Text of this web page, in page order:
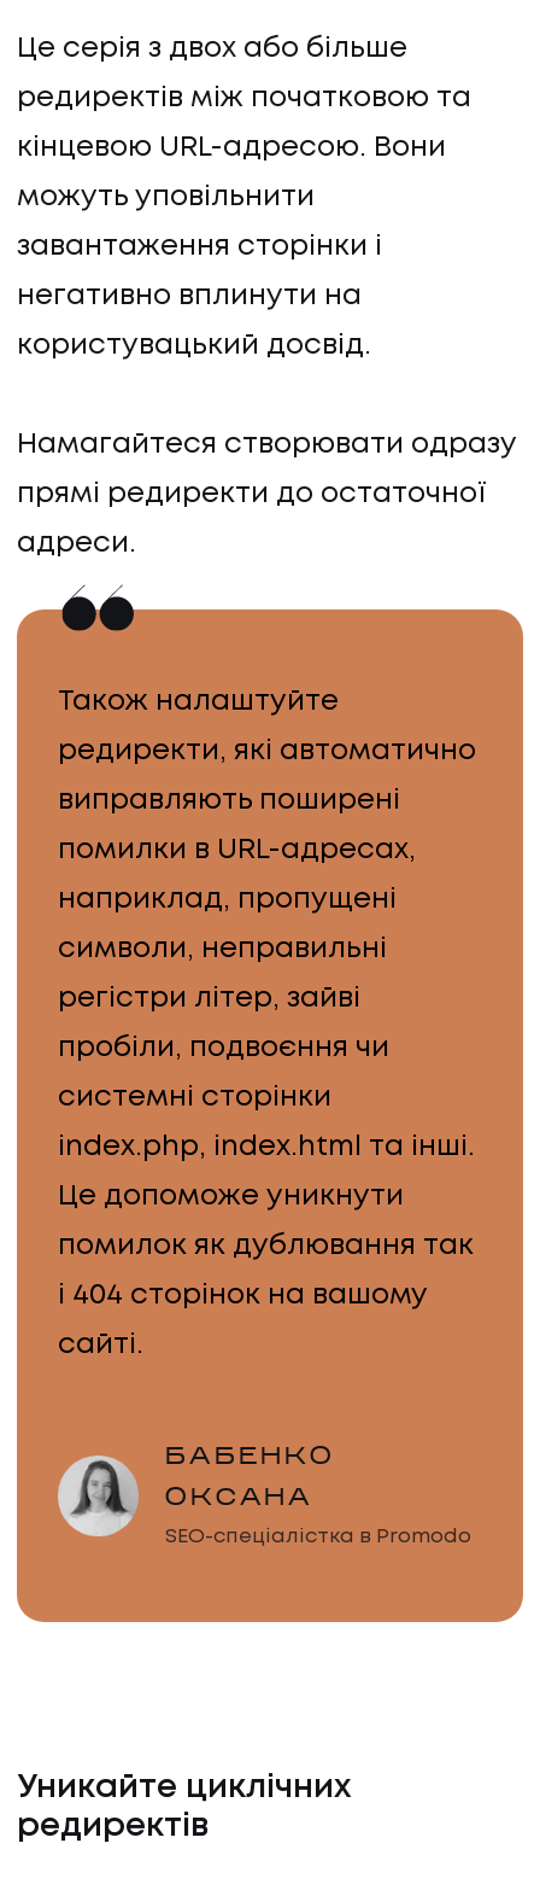
Це серія з двох або більше
редиректів між початковою та
кінцевою URL-адресою. Вони
можуть уповільнити
завантаження сторінки і
негативно вплинути на
користувацький досвід.
Намагайтеся створювати одразу
прямі редиректи до остаточної
адреси.
Також налаштуйте
редиректи, які автоматично
виправляють поширені
помилки в URL-адресах,
наприклад, пропущені
символи, неправильні
регістри літер, зайві
пробіли, подвоєння чи
системні сторінки
index.php, index.html та інші.
Це допоможе уникнути
помилок як дублювання так
і 404 сторінок на вашому
сайті.
БАБЕНКО
ОКСАНА
SEO-спеціалістка в Promodo
Уникайте циклічних
редиректів